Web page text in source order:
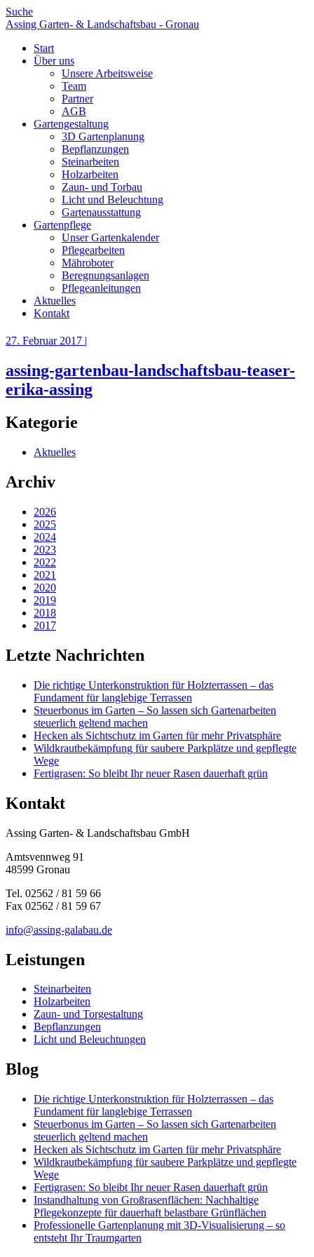
Suche
Assing Garten- & Landschaftsbau - Gronau
Start
Über uns
Unsere Arbeitsweise
Team
Partner
AGB
Gartengestaltung
3D Gartenplanung
Bepflanzungen
Steinarbeiten
Holzarbeiten
Zaun- und Torbau
Licht und Beleuchtung
Gartenausstattung
Gartenpflege
Unser Gartenkalender
Pflegearbeiten
Mähroboter
Beregnungsanlagen
Pflegeanleitungen
Aktuelles
Kontakt
27. Februar 2017 |
assing-gartenbau-landschaftsbau-teaser-
erika-assing
Kategorie
Aktuelles
Archiv
2026
2025
2024
2023
2022
2021
2020
2019
2018
2017
Letzte Nachrichten
Die richtige Unterkonstruktion für Holzterrassen – das
Fundament für langlebige Terrassen
Steuerbonus im Garten – So lassen sich Gartenarbeiten
steuerlich geltend machen
Hecken als Sichtschutz im Garten für mehr Privatsphäre
Wildkrautbekämpfung für saubere Parkplätze und gepflegte
Wege
Fertigrasen: So bleibt Ihr neuer Rasen dauerhaft grün
Kontakt
Assing Garten- & Landschaftsbau GmbH
Amtsvennweg 91
48599 Gronau
Tel. 02562 / 81 59 66
Fax 02562 / 81 59 67
info@assing-galabau.de
Leistungen
Steinarbeiten
Holzarbeiten
Zaun- und Torgestaltung
Bepflanzungen
Licht und Beleuchtungen
Blog
Die richtige Unterkonstruktion für Holzterrassen – das
Fundament für langlebige Terrassen
Steuerbonus im Garten – So lassen sich Gartenarbeiten
steuerlich geltend machen
Hecken als Sichtschutz im Garten für mehr Privatsphäre
Wildkrautbekämpfung für saubere Parkplätze und gepflegte
Wege
Fertigrasen: So bleibt Ihr neuer Rasen dauerhaft grün
Instandhaltung von Großrasenflächen: Nachhaltige
Pflegekonzepte für dauerhaft belastbare Grünflächen
Professionelle Gartenplanung mit 3D-Visualisierung – so
entsteht Ihr Traumgarten